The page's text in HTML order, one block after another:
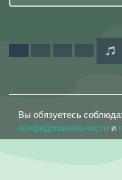
Вы обязуетесь
конфиденциальности и